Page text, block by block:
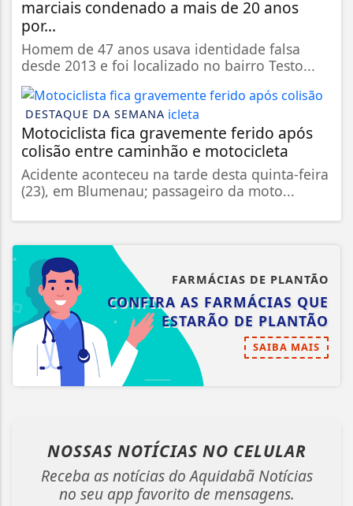
marciais condenado a mais de 20 anos
por...
Homem de 47 anos usava identidade falsa
desde 2013 e foi localizado no bairro Testo...
DESTAQUE DA SEMANA
Motociclista fica gravemente ferido após
colisão entre caminhão e motocicleta
Acidente aconteceu na tarde desta quinta-feira
(23), em Blumenau; passageiro da moto...
FARMÁCIAS DE PLANTÃO
CONFIRA AS FARMÁCIAS QUE
ESTARÃO DE PLANTÃO
SAIBA MAIS
NOSSAS NOTÍCIAS NO CELULAR
Receba as notícias do Aquidabã Notícias
no seu app favorito de mensagens.